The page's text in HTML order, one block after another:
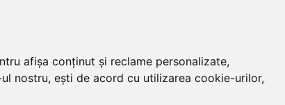
afișa conținut și reclame personalizate,
nostru, ești de acord cu utilizarea cookie-urilor,